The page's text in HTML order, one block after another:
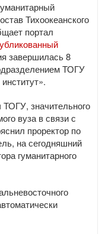
Тихоокеанского
портал
завершилась 8
ТОГУ
значительного
вуза в связи с
проректор по
на сегодняшний
гуманитарного